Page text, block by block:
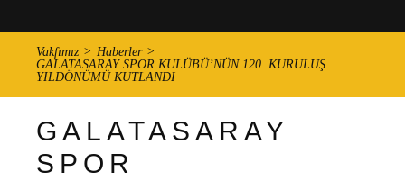
Vakfımız
Haberler
GALATASARAY SPOR KULÜBÜ’NÜN 120. KURULUŞ
YILDÖNÜMÜ KUTLANDI
GALATASARAY
SPOR